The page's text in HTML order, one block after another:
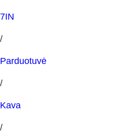
7IN
/
Parduotuvė
/
Kava
/